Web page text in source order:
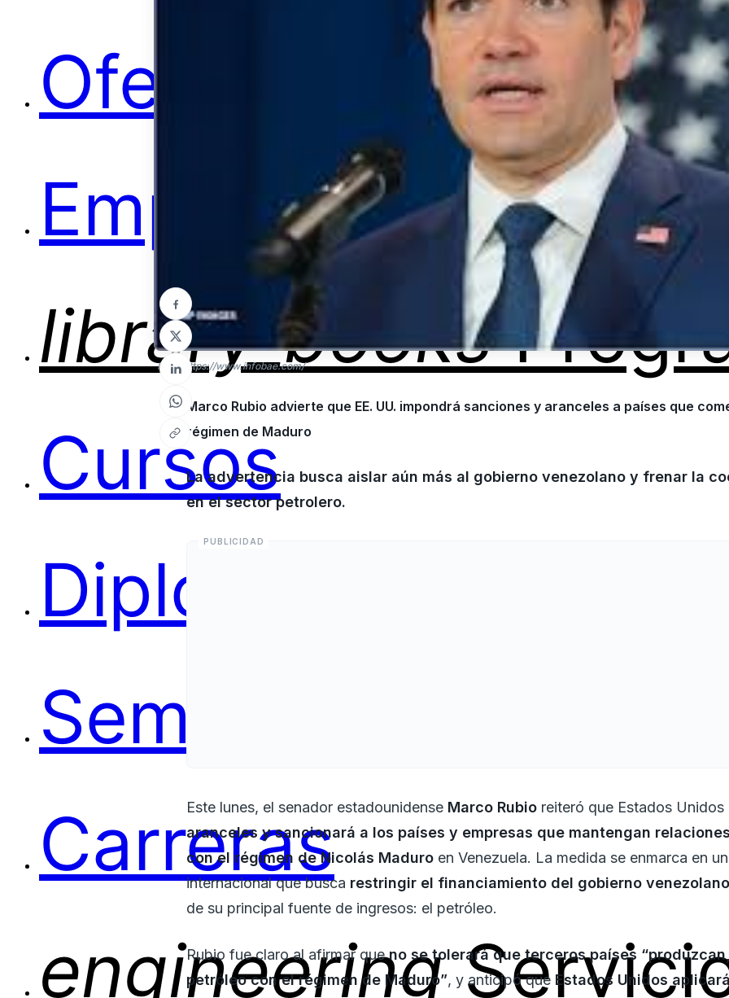
Ofertas
Empleos
library_books
Cursos
Diplomas
Seminarios
Carreras
engineering
Foto: https://www.infobae.com/
Marco Rubio advierte que EE. UU. impondrá sanciones y aranceles a países que
régimen de Maduro
La advertencia busca aislar aún más al gobierno venezolano y frenar la
en el sector petrolero.
Este lunes, el senador estadounidense Marco Rubio reiteró que Estados Unidos
aranceles y sancionará a los países y empresas que mantengan
con el régimen de Nicolás Maduro en Venezuela. La medida se enmarca en
internacional que busca restringir el financiamiento del gobierno
de su principal fuente de ingresos: el petróleo.
Rubio fue claro al afirmar queno se tolerará que terceros países
petróleo con el régimen de Maduro”, y anticipó que Estados Unidos